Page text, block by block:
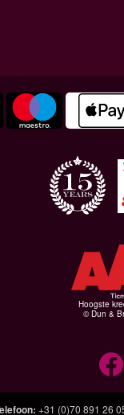
Hoogste
© Dun &
: +31 (0)70 891 26